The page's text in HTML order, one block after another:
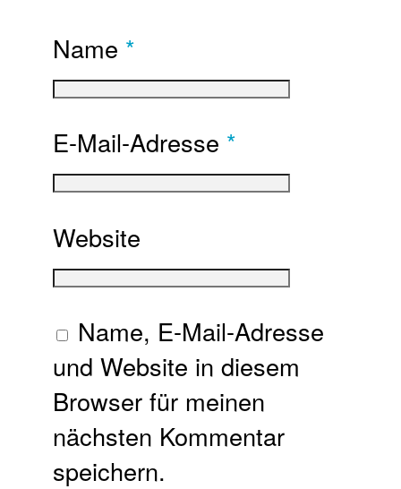
Name *
E-Mail-Adresse *
Website
Name, E-Mail-Adresse
und Website in diesem
Browser für meinen
nächsten Kommentar
speichern.